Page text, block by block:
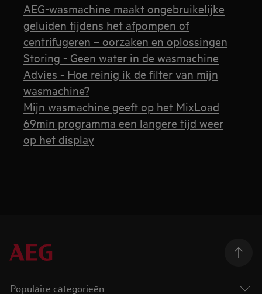
AEG-wasmachine maakt ongebruikelijke
geluiden tijdens het afpompen of
centrifugeren – oorzaken en oplossingen
Storing - Geen water in de wasmachine
Advies - Hoe reinig ik de filter van mijn
wasmachine?
Mijn wasmachine geeft op het MixLoad
69min programma een langere tijd weer
op het display
Populaire categorieën